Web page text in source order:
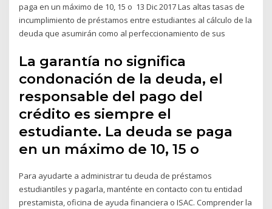
paga en un máximo de 10, 15 o 13 Dic 2017 Las altas tasas de
incumplimiento de préstamos entre estudiantes al cálculo de la
deuda que asumirán como al perfeccionamiento de sus
La garantía no significa
condonación de la deuda, el
responsable del pago del
crédito es siempre el
estudiante. La deuda se paga
en un máximo de 10, 15 o
Para ayudarte a administrar tu deuda de préstamos
estudiantiles y pagarla, manténte en contacto con tu entidad
prestamista, oficina de ayuda financiera o ISAC. Comprender la